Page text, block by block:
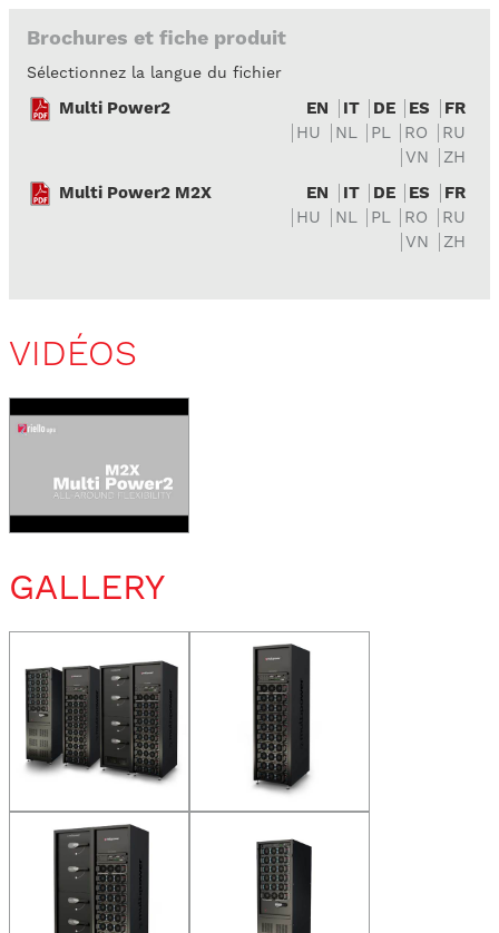
Brochures et fiche produit
Sélectionnez la langue du fichier
Multi Power2 EN IT DE ES
FR
HU
NL PL RO
RU
VN
ZH
Multi Power2 M2X
EN IT DE ES
FR
HU
NL PL RO
RU
VN
ZH
VIDÉOS
GALLERY